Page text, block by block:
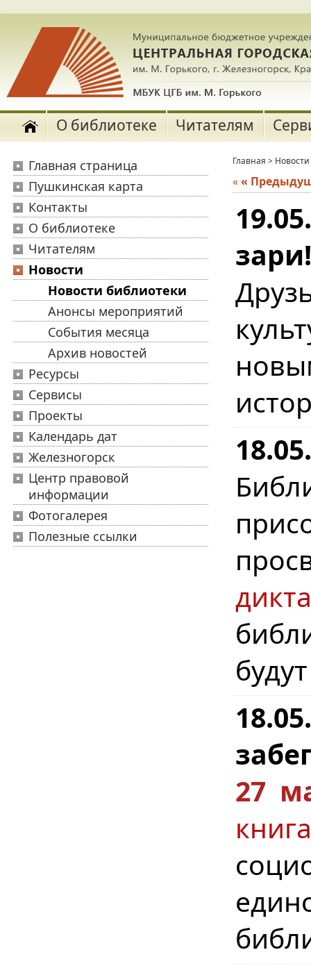
О библиотеке Читателям
Главная страница
Пушкинская карта
Контакты
О библиотеке
Читателям
Новости
Новости библиотеки
Анонсы мероприятий
События месяца
Архив новостей
Ресурсы
Сервисы
Проекты
Календарь дат
Железногорск
Центр правовой
информации
Фотогалерея
Полезные ссылки
Главная > Новости
««
зари!
27